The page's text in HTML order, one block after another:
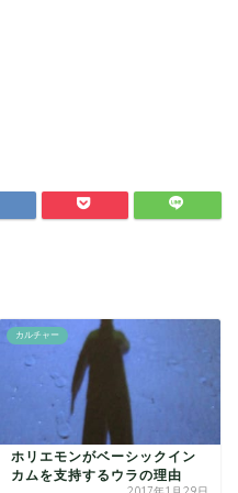
カルチャー
ホリエモンがベーシックイン
カムを支持するウラの理由